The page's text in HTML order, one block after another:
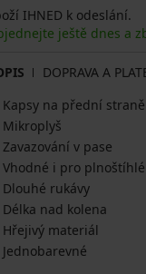
IHNED k odeslání.
ještě dnes a
DOPRAVA A
Kapsy na přední straně
Mikroplyš
Zavazování v pase
Vhodné i pro plnoštíhlé
Dlouhé rukávy
Délka nad kolena
Hřejivý materiál
Jednobarevné